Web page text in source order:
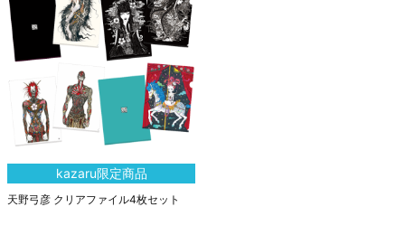
kazaru限定商品
天野弓 彦 ク リ アフ ァイ ル4枚セ ッ ト